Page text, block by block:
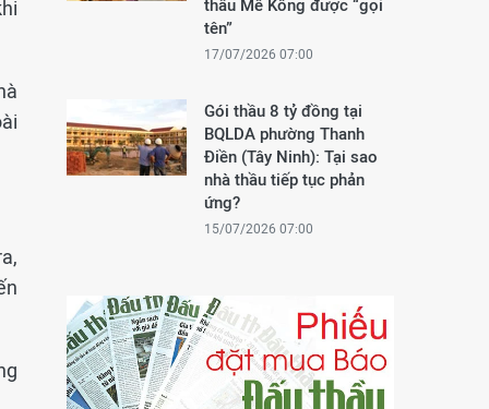
thầu Mê Kông được “gọi
tên”
17/07/2026 07:00
Gói thầu 8 tỷ đồng tại
BQLDA phường Thanh
Điền (Tây Ninh): Tại sao
nhà thầu tiếp tục phản
ứng?
15/07/2026 07:00